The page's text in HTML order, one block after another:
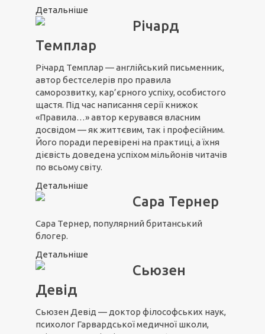
Детальніше
Річард
Темплар
Річард Темплар — англійський письменник,
автор бестселерів про правила
саморозвитку, кар’єрного успіху, особистого
щастя. Під час написання серії книжок
«Правила…» автор керувався власним
досвідом — як життєвим, так і професійним.
Його поради перевірені на практиці, а їхня
дієвість доведена успіхом мільйонів читачів
по всьому світу.
Детальніше
Сара Тернер
Сара Тернер, популярний британський
блогер.
Детальніше
Сьюзен
Девід
Сьюзен Девід — доктор філософських наук,
психолог Гарвардської медичної школи,